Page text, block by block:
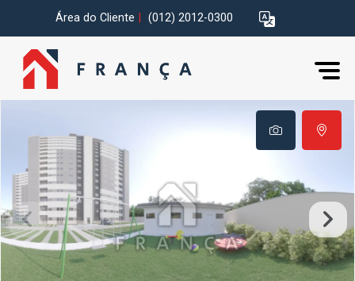
Área do Cliente (012) 2012-0300